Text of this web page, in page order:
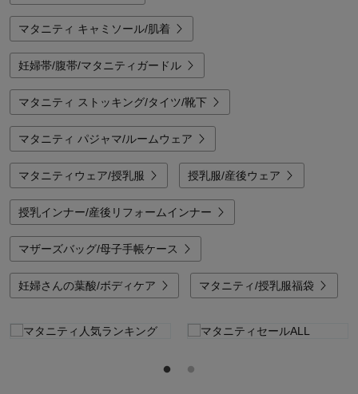
マタニティ キャミソール/肌着
妊婦帯/腹帯/マタニティガードル
マタニティ ストッキング/タイツ/靴下
マタニティ パジャマ/ルームウェア
マタニティウェア/授乳服 授乳服/産後ウェア
授乳インナー/産後リフォームインナー
マザーズバッグ/母子手帳ケース
妊婦さんの葉酸/ボディケア マタニティ/授乳服福袋